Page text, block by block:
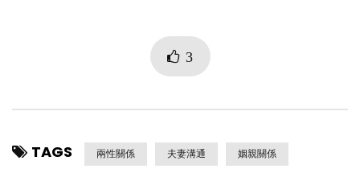
3
TAGS 兩性關係 夫妻溝通 姻親關係